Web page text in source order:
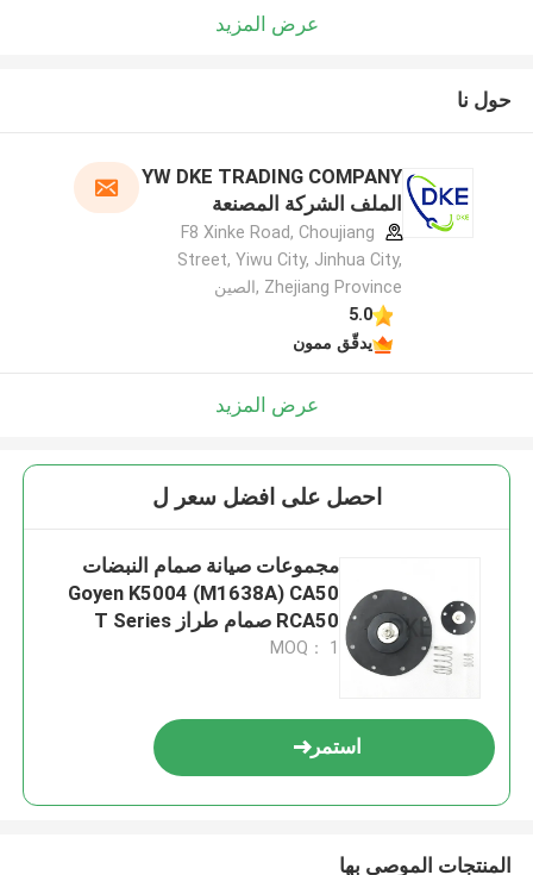
عرض المزيد
حول نا
YW DKE TRADING COMPANY
الملف الشركة المصنعة
F8 Xinke Road, Choujiang
Street, Yiwu City, Jinhua City,
Zhejiang Province ,الصين
5.0
يدقّق ممون
عرض المزيد
احصل على افضل سعر ل
مجموعات صيانة صمام النبضات
Goyen K5004 (M1638A) CA50
RCA50 صمام طراز T Series
MOQ： 1
استمر
المنتجات الموصى بها